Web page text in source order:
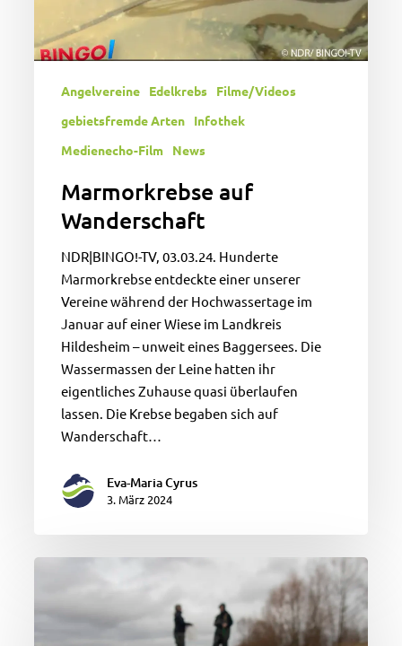
Angelvereine Edelkrebs
Filme/Videos
gebietsfremde Arten
Infothek
Medienecho-Film
News
Marmorkrebse auf
Wanderschaft
NDR|BINGO!-TV, 03.03.24. Hunderte
Marmorkrebse entdeckte einer unserer
Vereine während der Hochwassertage im
Januar auf einer Wiese im Landkreis
Hildesheim – unweit eines Baggersees. Die
Wassermassen der Leine hatten ihr
eigentliches Zuhause quasi überlaufen
lassen. Die Krebse begaben sich auf
Wanderschaft…
Eva-Maria Cyrus
3. März 2024